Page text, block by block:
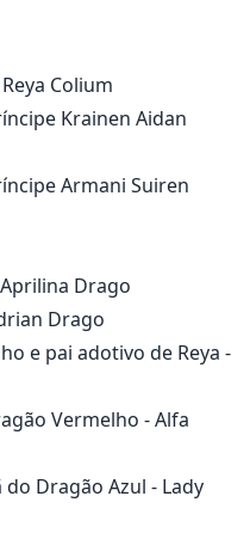
os lábios com os olhos
que ele a havia
considerando
sobre saber como
ele gesticulou
contente em ser a
clã do Dragão
baixo quando ela foi
Parlamento.
Gêmeos do
Colium
Krainen Aidan
Armani Suiren
Drago
Drago
e pai adotivo de Reya -
Vermelho - Alfa
Dragão Azul - Lady